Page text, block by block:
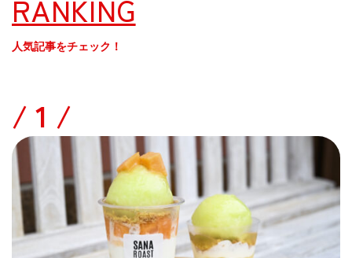
RANKING
人気記事をチェック！
/